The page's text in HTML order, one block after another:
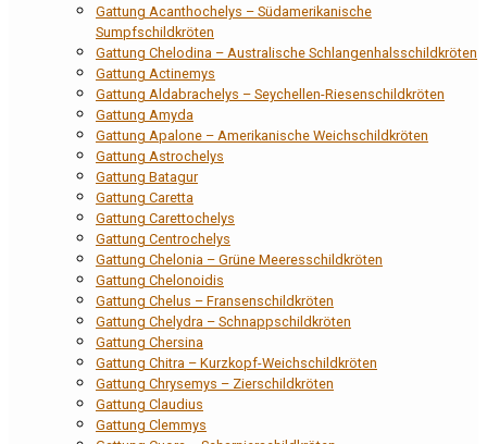
Gattung Acanthochelys – Südamerikanische
Sumpfschildkröten
Gattung Chelodina – Australische Schlangenhalsschildkröten
Gattung Actinemys
Gattung Aldabrachelys – Seychellen-Riesenschildkröten
Gattung Amyda
Gattung Apalone – Amerikanische Weichschildkröten
Gattung Astrochelys
Gattung Batagur
Gattung Caretta
Gattung Carettochelys
Gattung Centrochelys
Gattung Chelonia – Grüne Meeresschildkröten
Gattung Chelonoidis
Gattung Chelus – Fransenschildkröten
Gattung Chelydra – Schnappschildkröten
Gattung Chersina
Gattung Chitra – Kurzkopf-Weichschildkröten
Gattung Chrysemys – Zierschildkröten
Gattung Claudius
Gattung Clemmys